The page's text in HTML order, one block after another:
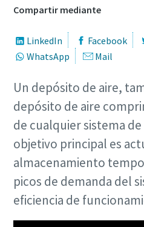
Catálogo de Productos
En este libro electrónico
servicios de la división de
Descúbralos aquí
Soluciones de
Una gran parte de su consumo
sistema de aire comprimido. El
energética puede reducir
través de esta guía, los
a sacar todo el potencial de
comprimido
Descargar Guía de
Compartir mediante
LinkedIn Facebook
WhatsApp
Mail
Un depósito de aire,
depósito de aire
de cualquier sistema
objetivo principal es
almacenamiento
picos de demanda del
eficiencia de